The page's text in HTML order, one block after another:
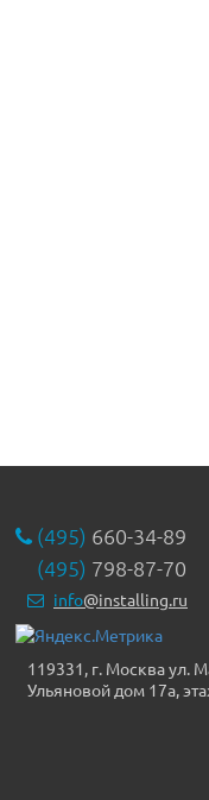
(495) 660-34-89
(495) 798-87-70
info@installing.ru
119331, г. Москва ул.
Ульяновой дом 17а,